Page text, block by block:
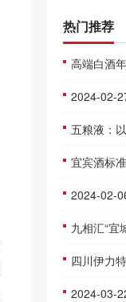
热门推荐
高端白酒
2024-02-27日，奔
五粮液：以文
宜宾酒标
2024-02-06日，
九相汇“宜
四川伊力
2024-03-22日，茅台